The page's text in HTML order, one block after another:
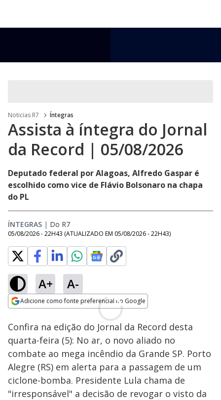
Noticias R7 Íntegras
Assista à íntegra do Jornal
da Record | 05/08/2026
Deputado federal por Alagoas, Alfredo Gaspar é
escolhido como vice de Flávio Bolsonaro na chapa
do PL
ÍNTEGRAS | Do R7
05/08/2026 - 22H43 (ATUALIZADO EM 05/08/2026 - 22H43)
A+ A-
Adicione como fonte preferencial no Google
Confira na edição do Jornal da Record desta
quarta-feira (5): No ar, o novo aliado no
combate ao mega incêndio da Grande SP. Porto
Alegre (RS) em alerta para a passagem de um
ciclone-bomba. Presidente Lula chama de
"irresponsável" a decisão de revogar o visto da